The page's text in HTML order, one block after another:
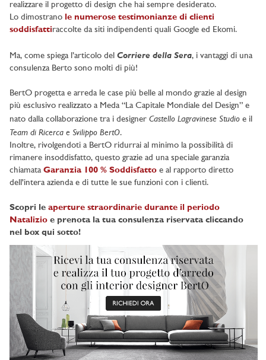
realizzare il progetto di design che hai sempre desiderato.
Lo dimostrano le numerose testimonianze di clienti
soddisfattiraccolte da siti indipendenti quali Google ed Ekomi.
Ma, come spiega l’articolo del Corriere della Sera, i vantaggi di una
consulenza Berto sono molti di più!
BertO progetta e arreda le case più belle al mondo grazie al design
più esclusivo realizzato a Meda “La Capitale Mondiale del Design” e
nato dalla collaborazione tra i designer Castello Lagravinese Studio e il
Team di Ricerca e Svilippo BertO.
Inoltre, rivolgendoti a BertO ridurrai al minimo la possibilità di
rimanere insoddisfatto, questo grazie ad una speciale garanzia
chiamata Garanzia 100 % Soddisfatto e al rapporto diretto
dell'intera azienda e di tutte le sue funzioni con i clienti.
Scopri le aperture straordinarie durante il periodo
Natalizio e prenota la tua consulenza riservata cliccando
nel box qui sotto!